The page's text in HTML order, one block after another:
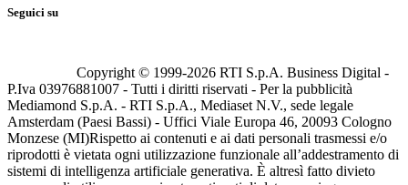
Seguici su
Copyright © 1999-2026 RTI S.p.A. Business Digital -
P.Iva 03976881007 - Tutti i diritti riservati - Per la pubblicità
Mediamond S.p.A. - RTI S.p.A., Mediaset N.V., sede legale
Amsterdam (Paesi Bassi) - Uffici Viale Europa 46, 20093 Cologno
Monzese (MI)Rispetto ai contenuti e ai dati personali trasmessi e/o
riprodotti è vietata ogni utilizzazione funzionale all’addestramento di
sistemi di intelligenza artificiale generativa. È altresì fatto divieto